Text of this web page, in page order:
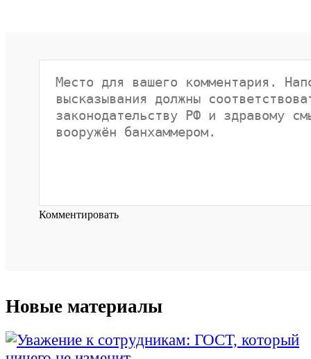
Комментировать
Новые материалы